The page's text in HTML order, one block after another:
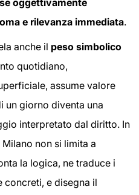
e rilevanza immediata.
anche il peso simbolico
quotidiano,
assume valore
un giorno diventa una
interpretato dal diritto. In
non si limita a
la logica, ne traduce i
concreti, e disegna il